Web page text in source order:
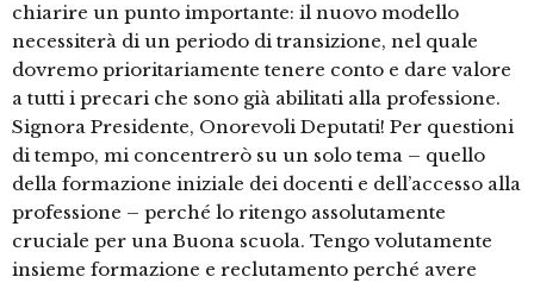
chiarire un punto importante: il nuovo modello
necessiterà di un periodo di transizione, nel quale
dovremo prioritariamente tenere conto e dare valore
a tutti i precari che sono già abilitati alla professione.
Signora Presidente, Onorevoli Deputati! Per questioni
di tempo, mi concentrerò su un solo tema – quello
della formazione iniziale dei docenti e dell’accesso alla
professione – perché lo ritengo assolutamente
cruciale per una Buona scuola. Tengo volutamente
insieme formazione e reclutamento perché avere